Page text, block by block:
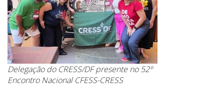
Delegação do CRESS/DF presente no 52º
Encontro Nacional CFESS-CRESS